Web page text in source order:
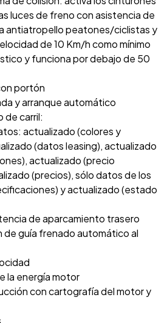
luces de freno con asistencia de
antiatropello peatones/ciclistas y
de 10 Km/h como mínimo
y funciona por debajo de 50
portón
y arranque automático
de carril:
actualizado (colores y
(datos leasing), actualizado
actualizado (precio
(precios), sólo datos de los
y actualizado (estado
de aparcamiento trasero
de guía frenado automático al
la energía motor
con cartografía del motor y